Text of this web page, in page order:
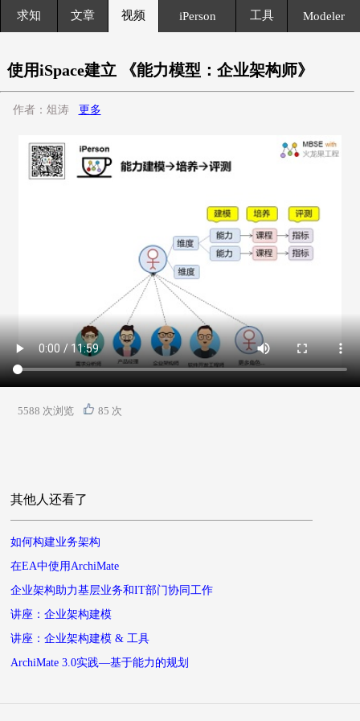
求知 文章 视频 iPerson 工具 Modeler
使用iSpace建立 《能力模型：企业架构师》
作者：俎涛 更多
5588 次浏览 85 次
其他人还看了
如何构建业务架构
在EA中使用ArchiMate
企业架构助力基层业务和IT部门协同工作
讲座：企业架构建模
讲座：企业架构建模 & 工具
ArchiMate 3.0实践—基于能力的规划